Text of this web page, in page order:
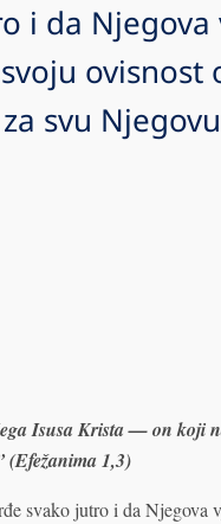
i da
ovisnost
svu
Isusa Krista — on koji
(Efežanima 1,3)
svako jutro i da Njegova